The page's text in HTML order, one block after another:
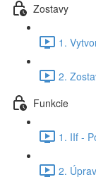
Zostavy
1.
2.
Funkcie
1. IIf -
2.